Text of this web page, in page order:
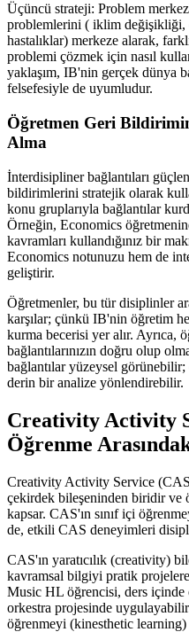
Üçüncü strateji: Problem
problemlerini ( iklim
hastalıklar) merkeze alarak,
problemi çözmek için nasıl
yaklaşım, IB'nin gerçek dünya
felsefesiyle de uyumludur.
Öğretmen Geri
Alma
İnterdisipliner bağlantıları
bildirimlerini stratejik olarak
konu gruplarıyla bağlantılar
Örneğin, Economics
kavramları kullandığınız bir
Economics notunuzu hem de
geliştirir.
Öğretmenler, bu tür disiplinler
karşılar; çünkü IB'nin öğretim
kurma becerisi yer alır. Ayrıca,
bağlantılarınızın doğru olup
bağlantılar yüzeysel
derin bir analize yönlendirebilir.
Creativity Activity
Öğrenme
Creativity Activity Service
çekirdek bileşeninden biridir ve
kapsar. CAS'ın sınıf içi
de, etkili CAS deneyimleri
CAS'ın yaratıcılık (creativity)
kavramsal bilgiyi pratik
Music HL öğrencisi, ders içinde
orkestra projesinde
öğrenmeyi (kinesthetic learning)